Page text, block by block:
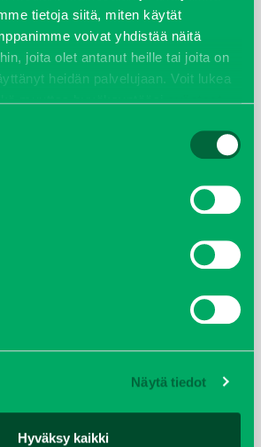
tietoja siitä, miten käytät
voivat yhdistää näitä
joita olet antanut heille tai joita on
heidän palvelujaan. Voit lukea
muuttaa hyväksyntääsievästeet
Näytä tiedot
Hyväksy kaikki